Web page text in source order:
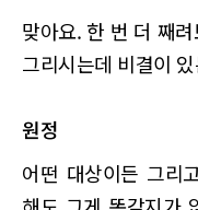
맞아요. 한 번 더 째
그리시는데 비결이
원정
어떤 대상이든 그리